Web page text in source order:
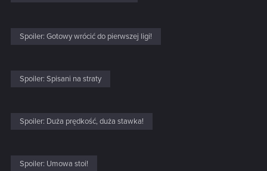
Spoiler: Gotowy wrócić do pierwszej ligi!
Spoiler: Spisani na straty
Spoiler: Duża prędkość, duża stawka!
Spoiler: Umowa stoi!